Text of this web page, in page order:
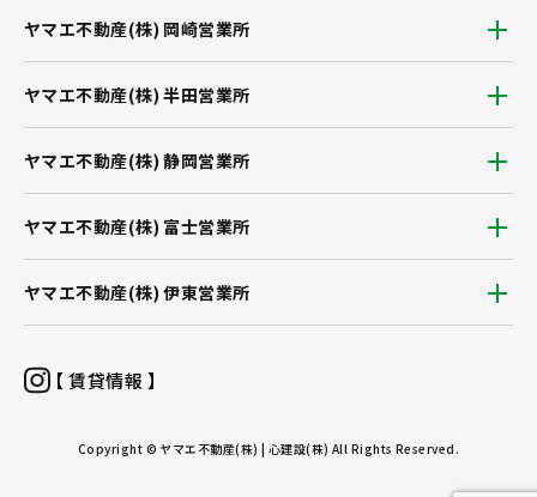
ヤマエ不動産(株) 静岡営業所
ヤマエ不動産(株) 富士営業所
ヤマエ不動産(株) 岡崎営業所
ヤマエ不動産(株) 伊東営業所
ヤマエ不動産(株) 半田営業所
【 賃貸情報 】
Copyright © ヤマエ不動産(株) | 心建設(株) All Rights Reserved.